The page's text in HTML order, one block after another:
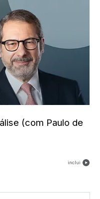
(com Paulo de
inclui